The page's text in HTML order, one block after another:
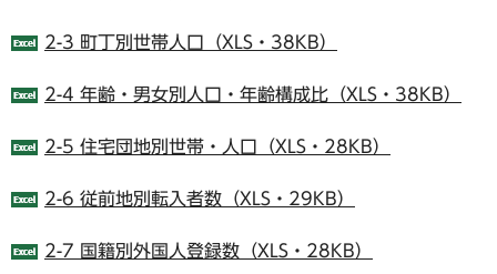
2-3 町丁別世帯人口（XLS・38KB）
2-4 年齢・男女別人口・年齢構成比（XLS・38KB）
2-5 住宅団地別世帯・人口（XLS・28KB）
2-6 従前地別転入者数（XLS・29KB）
2-7 国籍別外国人登録数（XLS・28KB）